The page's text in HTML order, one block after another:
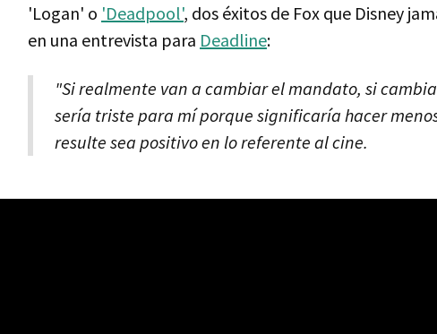
'Logan' o 'Deadpool', dos éxitos de Fox que Disney
en una entrevista para Deadline:
"Si realmente van a cambiar el mandato, si
sería triste para mí porque significaría hacer
resulte sea positivo en lo referente al cine.